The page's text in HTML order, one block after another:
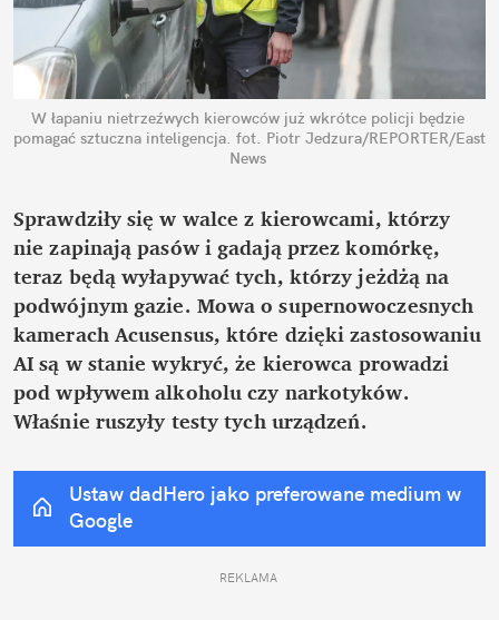
W łapaniu nietrzeźwych kierowców już wkrótce policji będzie
pomagać sztuczna inteligencja. fot. Piotr Jedzura/REPORTER/East
News
Sprawdziły się w walce z kierowcami, którzy
nie zapinają pasów i gadają przez komórkę,
teraz będą wyłapywać tych, którzy jeżdżą na
podwójnym gazie. Mowa o supernowoczesnych
kamerach Acusensus, które dzięki zastosowaniu
AI są w stanie wykryć, że kierowca prowadzi
pod wpływem alkoholu czy narkotyków.
Właśnie ruszyły testy tych urządzeń.
Ustaw dadHero jako preferowane medium w
Google
REKLAMA